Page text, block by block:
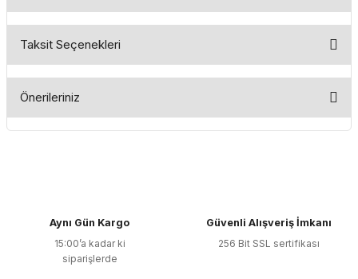
Taksit Seçenekleri
Önerileriniz
Ürün resmi kalitesiz, bozuk veya görüntülenemiyor.
Ürün açıklamasında eksik bilgiler bulunuyor.
Ürün bilgilerinde hatalar bulunuyor.
Aynı Gün Kargo
15:00’a kadar ki
siparişlerde
Güvenli Alışveriş İmkanı
256 Bit SSL sertifikası